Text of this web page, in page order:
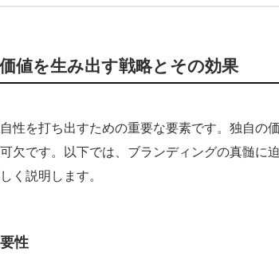
値を生み出す戦略とその効果
性を打ち出すための重要な要素です。独自の
欠です。以下では、ブランディングの真髄に
く説明します。
性